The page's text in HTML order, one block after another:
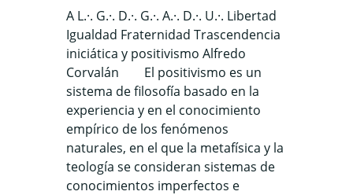
A L.·. G.·. D.·. G.·. A.·. D.·. U.·. Libertad
Igualdad Fraternidad Trascendencia
iniciática y positivismo Alfredo
Corvalán El positivismo es un
sistema de filosofía basado en la
experiencia y en el conocimiento
empírico de los fenómenos
naturales, en el que la metafísica y la
teología se consideran sistemas de
conocimientos imperfectos e